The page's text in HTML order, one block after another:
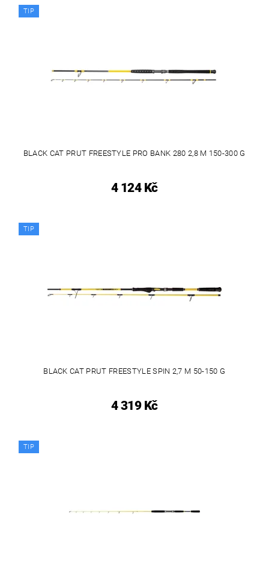
TIP
BLACK CAT PRUT FREESTYLE PRO BANK 280 2,8 M 150-300 G
4 124 Kč
TIP
BLACK CAT PRUT FREESTYLE SPIN 2,7 M 50-150 G
4 319 Kč
TIP